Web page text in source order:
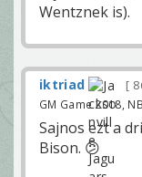
Wentznek is).
iktriad
GM Game 2018,
Sajnos ezt a
Bison. 😕